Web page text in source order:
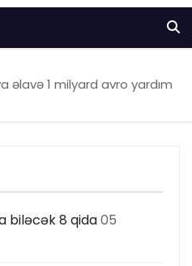
əlavə 1 milyard avro yardım
biləcək 8 qida05